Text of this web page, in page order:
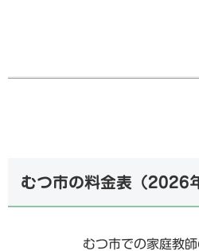
むつ市の料金表（2026
むつ市での家庭教